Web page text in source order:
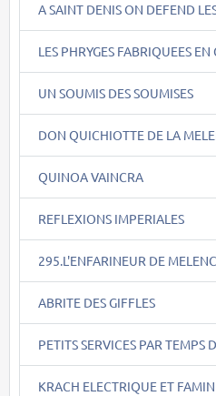
A SAINT DENIS ON DEFEND
LES PHRYGES FABRIQUEES EN
UN SOUMIS DES SOUMISES
DON QUICHIOTTE DE LA
QUINOA VAINCRA
REFLEXIONS IMPERIALES
295.L'ENFARINEUR DE
ABRITE DES GIFFLES
PETITS SERVICES PAR TEMPS
KRACH ELECTRIQUE ET